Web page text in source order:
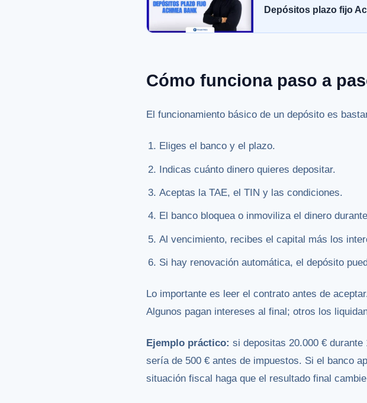
Depósitos plazo fijo
Cómo funciona paso a
El funcionamiento básico de un depósito es
Eliges el banco y el plazo.
Indicas cuánto dinero quieres depositar.
Aceptas la TAE, el TIN y las condiciones.
El banco bloquea o inmoviliza el dinero
Al vencimiento, recibes el capital más los
Si hay renovación automática, el depósito
Lo importante es leer el contrato antes de
Algunos pagan intereses al final; otros los
Ejemplo práctico: si depositas 20.000 €
sería de 500 € antes de impuestos. Si el banco
situación fiscal haga que el resultado final